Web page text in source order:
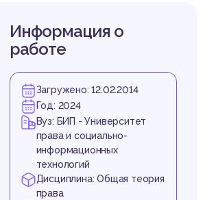
Информация о
работе
Загружено: 12.02.2014
Год: 2024
Вуз: БИП - Университет
права и социально-
информационных
технологий
Дисциплина: Общая теория
права